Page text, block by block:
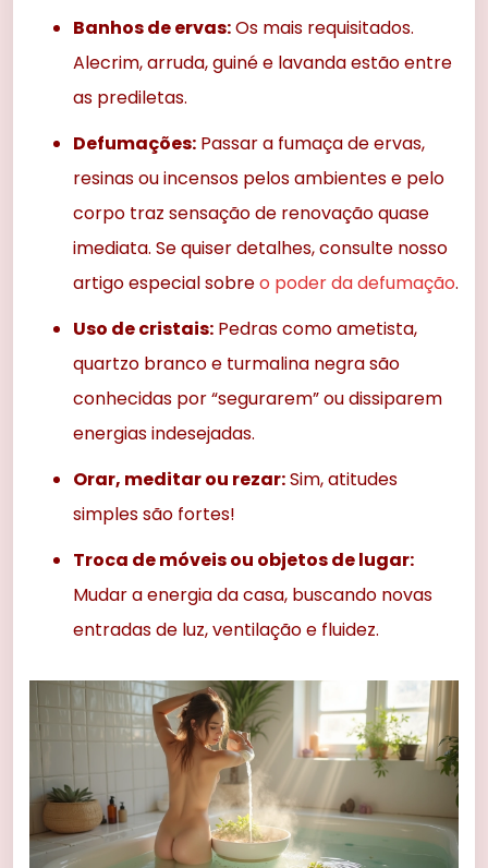
Banhos de ervas:Os mais requisitados.
Alecrim, arruda, guiné e lavanda estão entre
as prediletas.
Defumações: Passar a fumaça de ervas,
resinas ou incensos pelos ambientes e pelo
corpo traz sensação de renovação quase
imediata. Se quiser detalhes, consulte nosso
artigo especial sobreo poder da defumação.
Uso de cristais: Pedras como ametista,
quartzo branco e turmalina negra são
conhecidas por “segurarem” ou dissiparem
energias indesejadas.
Orar, meditar ou rezar:Sim, atitudes
simples são fortes!
Troca de móveis ou objetos de lugar:
Mudar a energia da casa, buscando novas
entradas de luz, ventilação e fluidez.